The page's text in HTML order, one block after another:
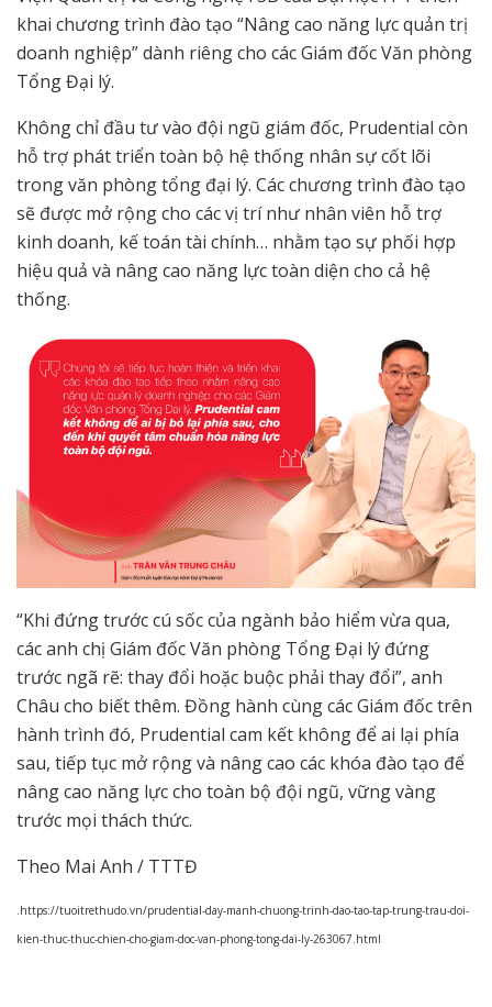
khai chương trình đào tạo “Nâng cao năng lực quản trị
doanh nghiệp” dành riêng cho các Giám đốc Văn phòng
Tổng Đại lý.
Không chỉ đầu tư vào đội ngũ giám đốc, Prudential còn
hỗ trợ phát triển toàn bộ hệ thống nhân sự cốt lõi
trong văn phòng tổng đại lý. Các chương trình đào tạo
sẽ được mở rộng cho các vị trí như nhân viên hỗ trợ
kinh doanh, kế toán tài chính… nhằm tạo sự phối hợp
hiệu quả và nâng cao năng lực toàn diện cho cả hệ
thống.
“Khi đứng trước cú sốc của ngành bảo hiểm vừa qua,
các anh chị Giám đốc Văn phòng Tổng Đại lý đứng
trước ngã rẽ: thay đổi hoặc buộc phải thay đổi”, anh
Châu cho biết thêm. Đồng hành cùng các Giám đốc trên
hành trình đó, Prudential cam kết không để ai lại phía
sau, tiếp tục mở rộng và nâng cao các khóa đào tạo để
nâng cao năng lực cho toàn bộ đội ngũ, vững vàng
trước mọi thách thức.
Theo Mai Anh / TTTĐ
.https://tuoitrethudo.vn/prudential-day-manh-chuong-trinh-dao-tao-tap-trung-trau-doi-
kien-thuc-thuc-chien-cho-giam-doc-van-phong-tong-dai-ly-263067.html